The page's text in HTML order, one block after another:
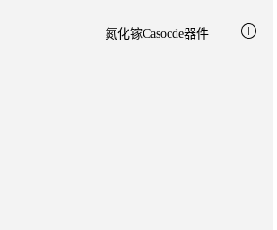
氮化镓Casocde器件